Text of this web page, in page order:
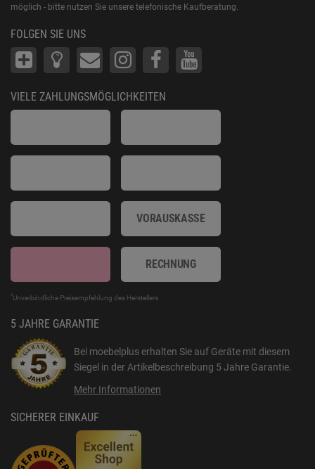
möglich - bitte nutzen Sie unsere telefonische Kaufberatung.
FOLGEN SIE UNS
VIELE ZAHLUNGSMÖGLICHKEITEN
VORAUSKASSE
RECHNUNG
*Unverbindliche Preisempfehlung des Herstellers
5 JAHRE GARANTIE
Bei moebelplus erhalten Sie auf Geräte mit diesem
Siegel in der Artikelbeschreibung 5 Jahre Garantie.
Mehr Informationen
SICHERER EINKAUF